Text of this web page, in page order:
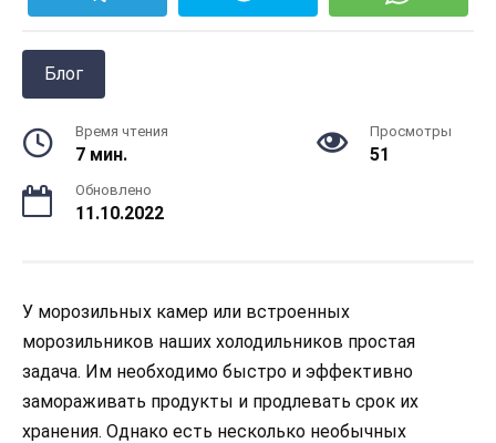
Блог
Время чтения
7 мин.
Просмотры
51
Обновлено
11.10.2022
У морозильных камер или встроенных
морозильников наших холодильников простая
задача. Им необходимо быстро и эффективно
замораживать продукты и продлевать срок их
хранения. Однако есть несколько необычных